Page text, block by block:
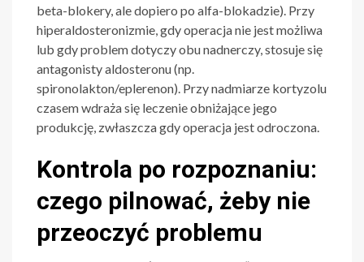
beta-blokery, ale dopiero po alfa-blokadzie). Przy
hiperaldosteronizmie, gdy operacja nie jest możliwa
lub gdy problem dotyczy obu nadnerczy, stosuje się
antagonisty aldosteronu (np.
spironolakton/eplerenon). Przy nadmiarze kortyzolu
czasem wdraża się leczenie obniżające jego
produkcję, zwłaszcza gdy operacja jest odroczona.
Kontrola po rozpoznaniu:
czego pilnować, żeby nie
przeoczyć problemu